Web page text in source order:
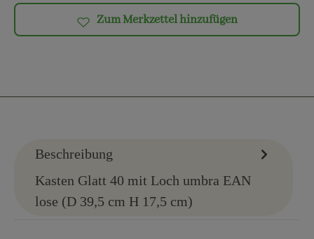
Zum Merkzettel hinzufügen
Beschreibung
Kasten Glatt 40 mit Loch umbra EAN
lose (D 39,5 cm H 17,5 cm)